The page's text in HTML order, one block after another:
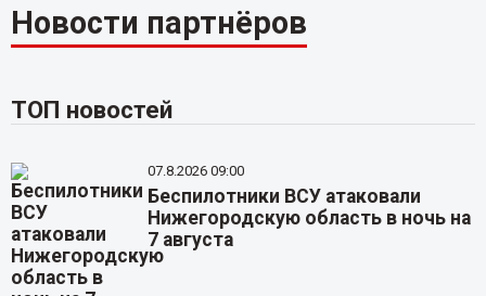
Новости партнёров
ТОП новостей
07.8.2026 09:00
Беспилотники ВСУ атаковали
Нижегородскую область в ночь на
7 августа